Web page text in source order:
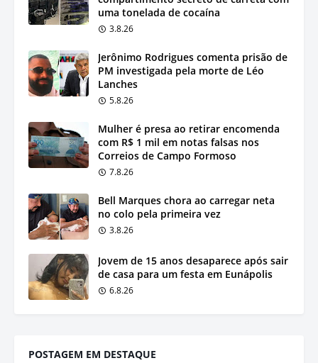
uma tonelada de cocaína
3.8.26
Jerônimo Rodrigues comenta prisão de
PM investigada pela morte de Léo
Lanches
5.8.26
Mulher é presa ao retirar encomenda
com R$ 1 mil em notas falsas nos
Correios de Campo Formoso
7.8.26
Bell Marques chora ao carregar neta
no colo pela primeira vez
3.8.26
Jovem de 15 anos desaparece após sair
de casa para um festa em Eunápolis
6.8.26
POSTAGEM EM DESTAQUE